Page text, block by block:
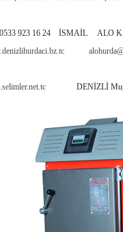
923 16 24 İSMAİL ALO
DENİZLİ Muğla